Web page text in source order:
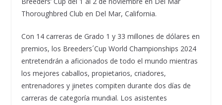
Thoroughbred Club en Del Mar, California.
Con 14 carreras de Grado 1 y 33 millones de dólares en
premios, los Breeders´Cup World Championships 2024
entretendrán a aficionados de todo el mundo mientras
los mejores caballos, propietarios, criadores,
entrenadores y jinetes compiten durante dos días de
carreras de categoría mundial. Los asistentes